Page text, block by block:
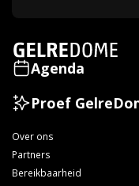
Agenda
Proef
Over ons
Partners
Bereikbaarheid